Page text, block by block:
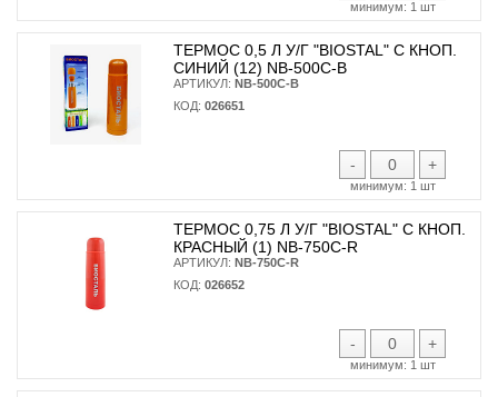
минимум: 1 шт
ТЕРМОС 0,5 Л У/Г "BIOSTAL" С КНОП.
СИНИЙ (12) NB-500С-B
АРТИКУЛ: NB-500С-B
КОД: 026651
- +
минимум: 1 шт
ТЕРМОС 0,75 Л У/Г "BIOSTAL" С КНОП.
КРАСНЫЙ (1) NB-750С-R
АРТИКУЛ: NB-750С-R
КОД: 026652
- +
минимум: 1 шт